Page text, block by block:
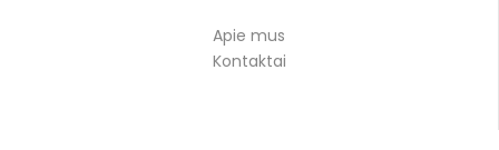
Apie mus
Kontaktai